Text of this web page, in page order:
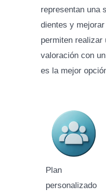
representan una
dientes y
permiten realizar
valoración con
es la mejor
Plan
personalizado